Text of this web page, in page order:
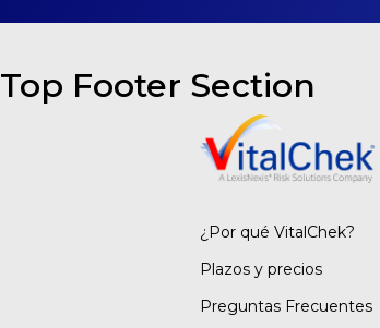
Top Footer Section
¿Por qué VitalChek?
Plazos y precios
Preguntas Frecuentes